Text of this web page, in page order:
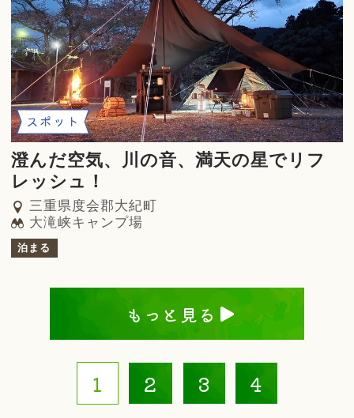
スポット
澄んだ空気、川の音、満天の星でリフ
レッシュ！
三重県度会郡大紀町
大滝峡キャンプ場
泊まる
もっと見る
1 2 3 4